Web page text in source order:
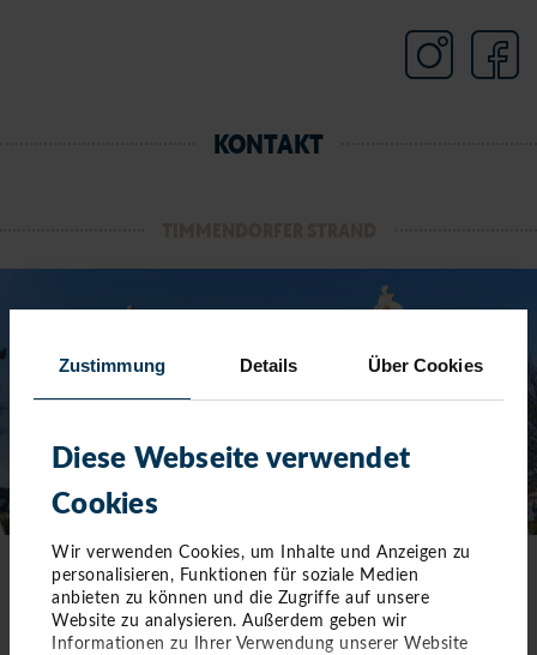
Zustimmung Details Über Cookies
Diese Webseite verwendet
Cookies
Wir verwenden Cookies, um Inhalte und Anzeigen zu
personalisieren, Funktionen für soziale Medien
anbieten zu können und die Zugriffe auf unsere
Website zu analysieren. Außerdem geben wir
Informationen zu Ihrer Verwendung unserer Website
KONTAKT
TOURIST-INFORMATION TIMMENDORFER STRAND
Timmendorfer Platz 10